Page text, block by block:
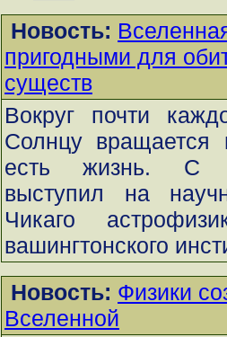
Новость:
пригодными для
существ
Вокруг почти
Солнцу вращается
есть жизнь. С
выступил на
Чикаго
вашингтонского
Новость: Физики
Вселенной